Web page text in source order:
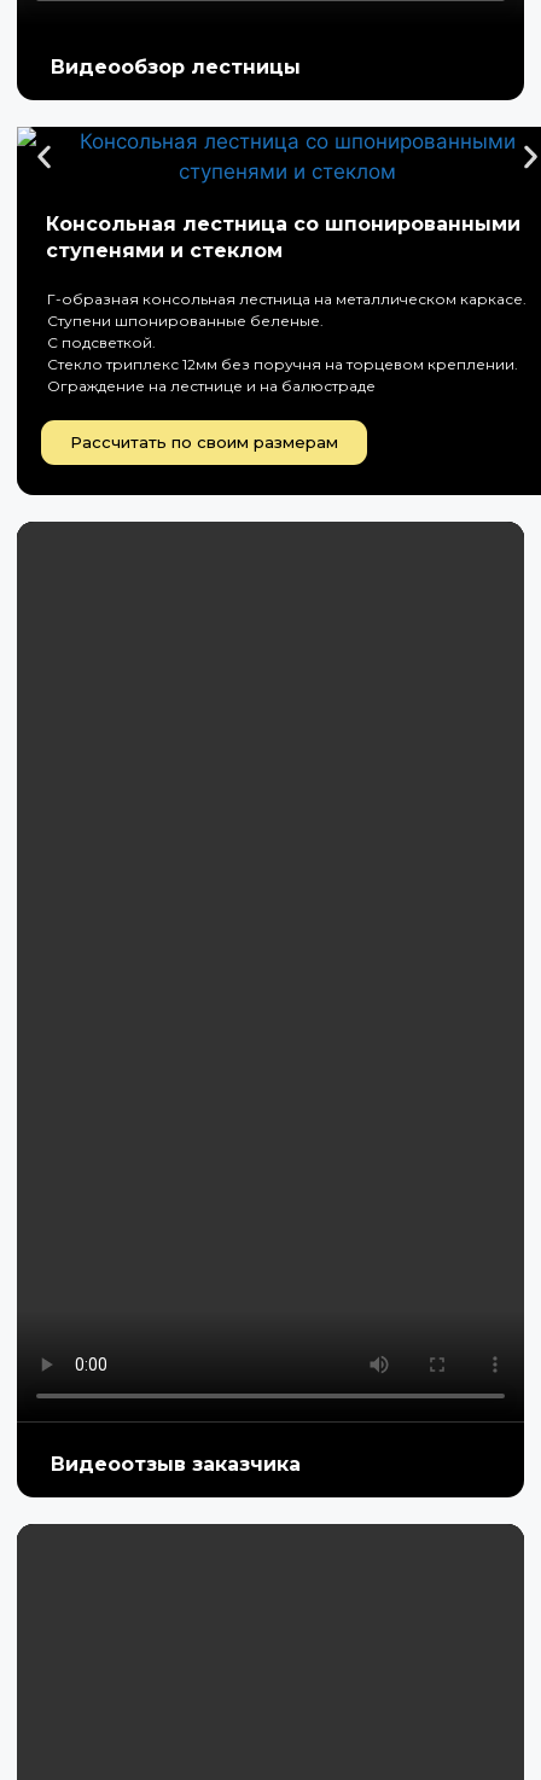
Видеообзор лестницы
Консольная лестница со шпонированными
ступенями и стеклом
Г-образная консольная лестница на металлическом каркасе.
Ступени шпонированные беленые.
С подсветкой.
Стекло триплекс 12мм без поручня на торцевом креплении.
Ограждение на лестнице и на балюстраде
Рассчитать по своим размерам
Видеоотзыв заказчика